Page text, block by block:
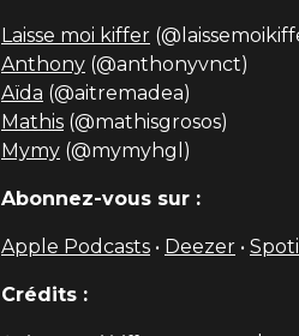
Laisse moi kiffer
Anthony (@anthonyvnct)
Aïda (@aitremadea)
Mathis (@mathisgrosos)
Mymy (@mymyhgl)
Abonnez-vous sur :
Apple Podcasts • Deezer •
Crédits :